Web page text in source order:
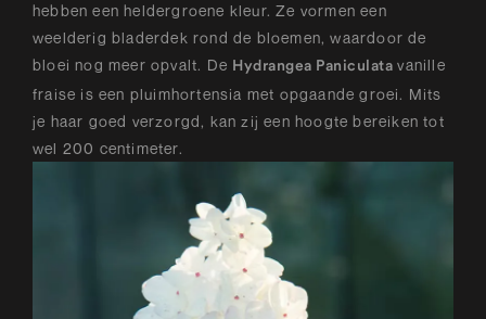
hebben een heldergroene kleur. Ze vormen een
weelderig bladerdek rond de bloemen, waardoor de
bloei nog meer opvalt. De Hydrangea Paniculata vanille
fraise is een pluimhortensia met opgaande groei. Mits
je haar goed verzorgd, kan zij een hoogte bereiken tot
wel 200 centimeter.